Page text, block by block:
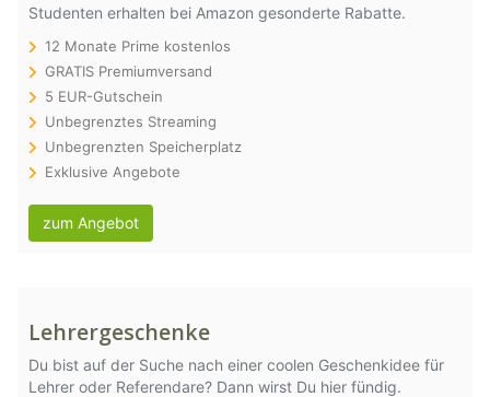
Studenten erhalten bei Amazon gesonderte Rabatte.
12 Monate Prime kostenlos
GRATIS Premiumversand
5 EUR-Gutschein
Unbegrenztes Streaming
Unbegrenzten Speicherplatz
Exklusive Angebote
zum Angebot
Lehrergeschenke
Du bist auf der Suche nach einer coolen Geschenkidee für
Lehrer oder Referendare? Dann wirst Du hier fündig.